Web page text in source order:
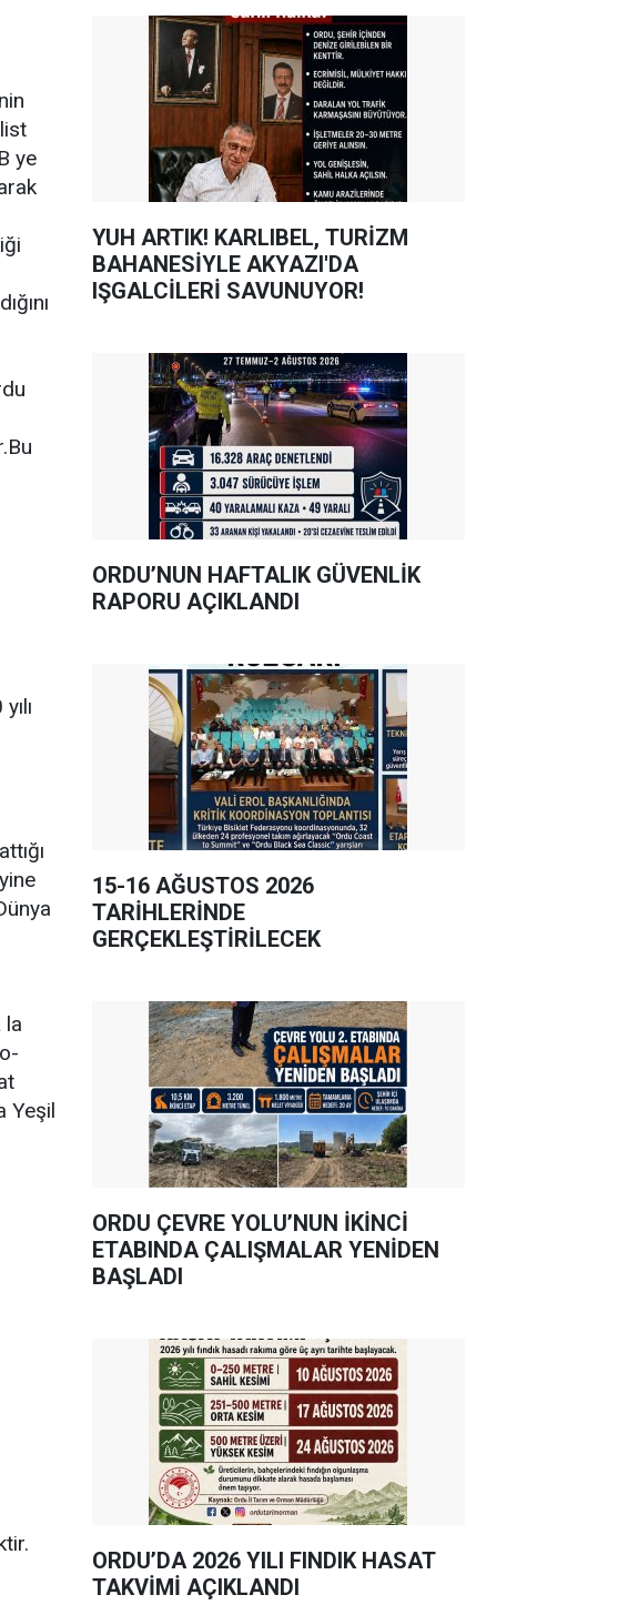
ye
la
Yeşil
YUH ARTIK! KARLIBEL, TURİZM
BAHANESİYLE AKYAZI'DA
IŞGALCİLERİ SAVUNUYOR!
ORDU’NUN HAFTALIK GÜVENLİK
RAPORU AÇIKLANDI
15-16 AĞUSTOS 2026
TARİHLERİNDE
GERÇEKLEŞTİRİLECEK
ORDU ÇEVRE YOLU’NUN İKİNCİ
ETABINDA ÇALIŞMALAR YENİDEN
BAŞLADI
ORDU’DA 2026 YILI FINDIK HASAT
TAKVİMİ AÇIKLANDI